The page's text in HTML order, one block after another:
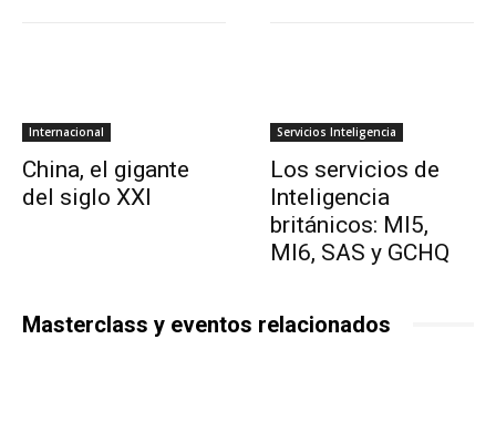
Internacional
China, el gigante
del siglo XXI
Servicios Inteligencia
Los servicios de
Inteligencia
británicos: MI5,
MI6, SAS y GCHQ
Masterclass y eventos relacionados